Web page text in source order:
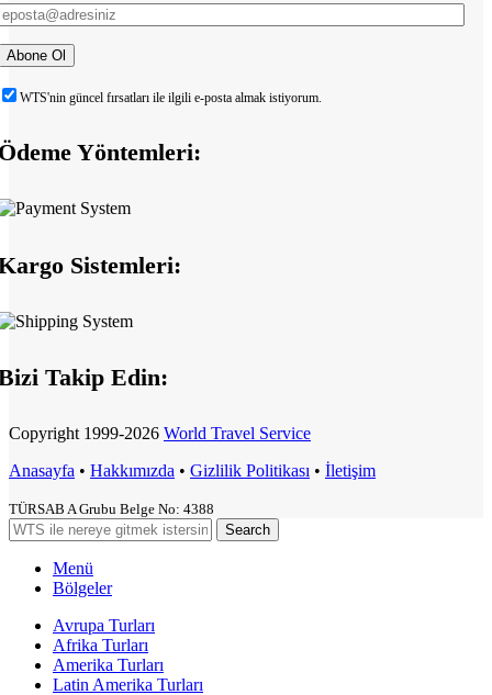
WTS'nin güncel fırsatları ile ilgili e-posta almak istiyorum.
Yöntemleri:
Sistemleri:
Takip Edin:
Copyright 1999-2026 World Travel Service
Anasayfa • Hakkımızda • Gizlilik Politikası • İletişim
TÜRSAB A Grubu Belge No: 4388
Search
Menü
Bölgeler
Avrupa Turları
Afrika Turları
Amerika Turları
Latin Amerika Turları